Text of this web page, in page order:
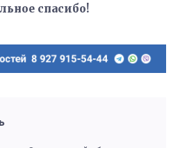
спасибо!